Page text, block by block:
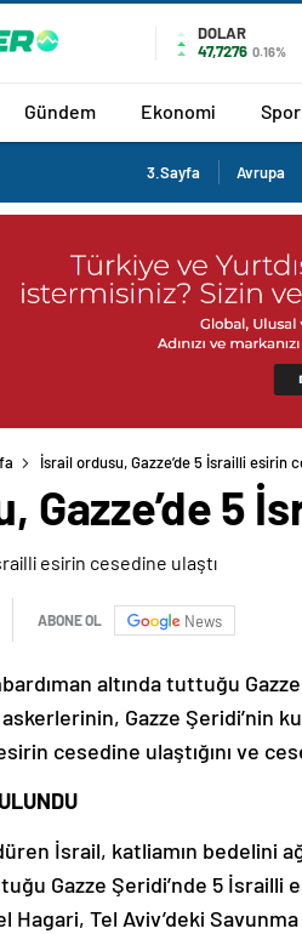
DOLAR
47,7276 0.16%
Gündem Ekonomi Spor
3.Sayfa Avrupa
İsrail ordusu, Gazze’de 5 İsrailli esirin
Gazze’de 5
ABONE OL News
altında tuttuğu
askerlerinin, Gazze
cesedine ulaştığını ve
İsrail, katliamın
Gazze Şeridi’nde 5 İsrailli
Hagari, Tel Aviv’deki